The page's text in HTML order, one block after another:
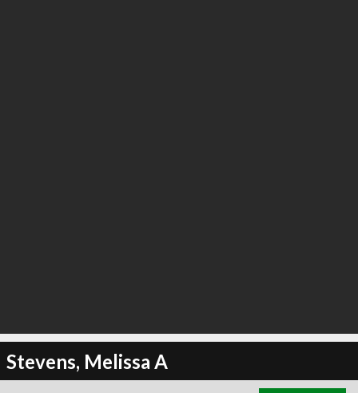
Stevens, Melissa A